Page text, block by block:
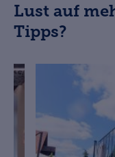
Lust auf
Tipps?